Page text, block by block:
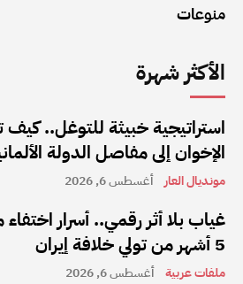
منوعات
الأكثر شهرة
استراتيجية خبيثة للتوغل..
الإخوان إلى مفاصل الدولة
مونديال العار أغسطس 6, 2026
غياب بلا أثر رقمي.. أسرار
5 أشهر من تولي خلافة إيران
ملفات عربية أغسطس 6, 2026